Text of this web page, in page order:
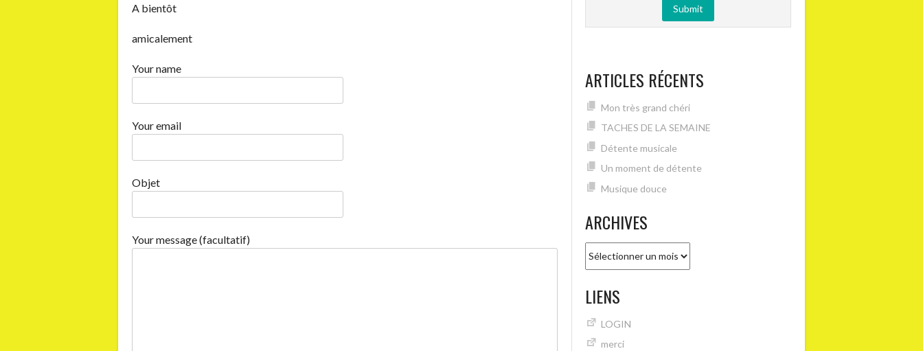
A bientôt
amicalement
Your name
Your email
Objet
Your message (facultatif)
ARTICLES RÉCENTS
Mon très grand chéri
TACHES DE LA SEMAINE
Détente musicale
Un moment de détente
Musique douce
ARCHIVES
LIENS
LOGIN
merci